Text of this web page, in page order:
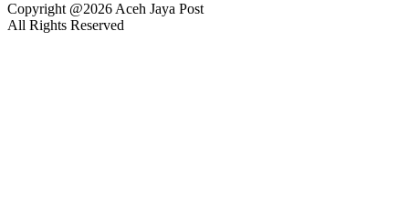
Copyright @2026 Aceh Jaya Post
All Rights Reserved